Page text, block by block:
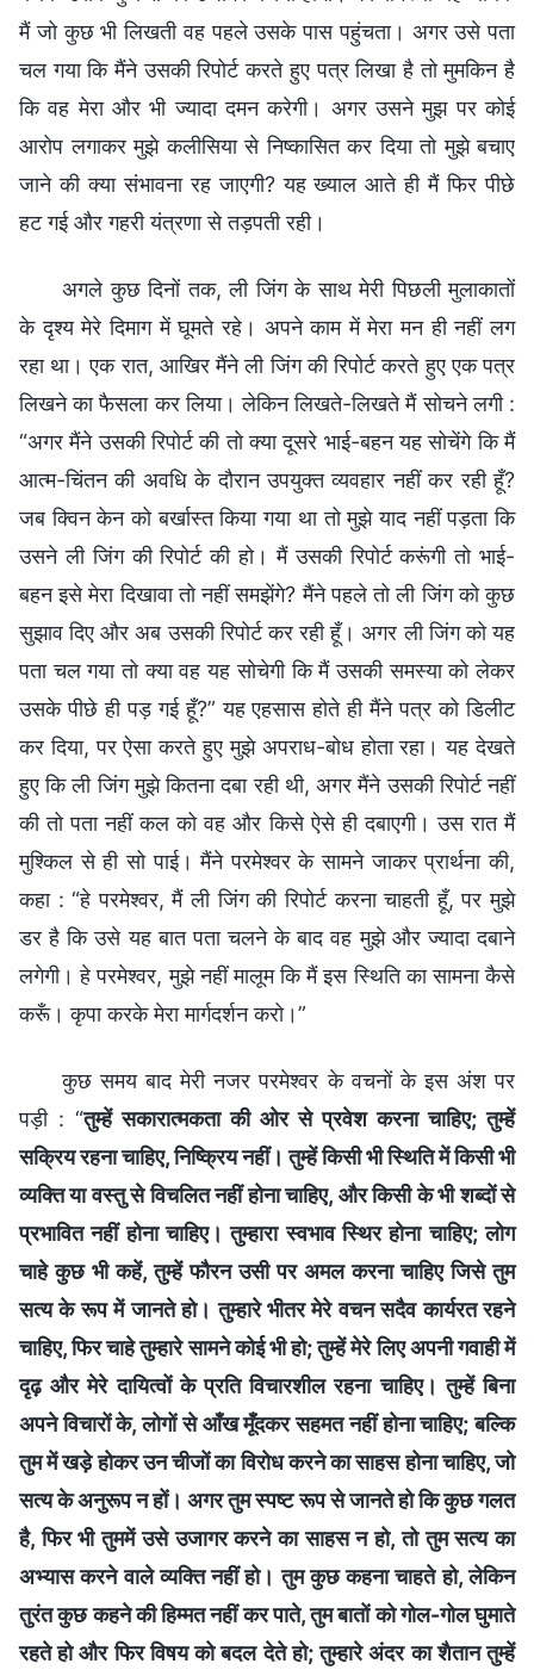
मैं जो कुछ भी लिखती वह पहले उसके पास पहुंचता। अगर उसे पता
चल गया कि मैंने उसकी रिपोर्ट करते हुए पत्र लिखा है तो मुमकिन है
कि वह मेरा और भी ज्यादा दमन करेगी। अगर उसने मुझ पर कोई
आरोप लगाकर मुझे कलीसिया से निष्कासित कर दिया तो मुझे बचाए
जाने की क्या संभावना रह जाएगी? यह ख्याल आते ही मैं फिर पीछे
हट गई और गहरी यंत्रणा से तड़पती रही।
अगले कुछ दिनों तक, ली जिंग के साथ मेरी पिछली मुलाकातों
के दृश्य मेरे दिमाग में घूमते रहे। अपने काम में मेरा मन ही नहीं लग
रहा था। एक रात, आखिर मैंने ली जिंग की रिपोर्ट करते हुए एक पत्र
लिखने का फैसला कर लिया। लेकिन लिखते-लिखते मैं सोचने लगी :
“अगर मैंने उसकी रिपोर्ट की तो क्या दूसरे भाई-बहन यह सोचेंगे कि मैं
आत्म-चिंतन की अवधि के दौरान उपयुक्त व्यवहार नहीं कर रही हूँ?
जब क्विन केन को बर्खास्त किया गया था तो मुझे याद नहीं पड़ता कि
उसने ली जिंग की रिपोर्ट की हो। मैं उसकी रिपोर्ट करूंगी तो भाई-
बहन इसे मेरा दिखावा तो नहीं समझेंगे? मैंने पहले तो ली जिंग को कुछ
सुझाव दिए और अब उसकी रिपोर्ट कर रही हूँ। अगर ली जिंग को यह
पता चल गया तो क्या वह यह सोचेगी कि मैं उसकी समस्या को लेकर
उसके पीछे ही पड़ गई हूँ?” यह एहसास होते ही मैंने पत्र को डिलीट
कर दिया, पर ऐसा करते हुए मुझे अपराध-बोध होता रहा। यह देखते
हुए कि ली जिंग मुझे कितना दबा रही थी, अगर मैंने उसकी रिपोर्ट नहीं
की तो पता नहीं कल को वह और किसे ऐसे ही दबाएगी। उस रात मैं
मुश्किल से ही सो पाई। मैंने परमेश्वर के सामने जाकर प्रार्थना की,
कहा : “हे परमेश्वर, मैं ली जिंग की रिपोर्ट करना चाहती हूँ, पर मुझे
डर है कि उसे यह बात पता चलने के बाद वह मुझे और ज्यादा दबाने
लगेगी। हे परमेश्वर, मुझे नहीं मालूम कि मैं इस स्थिति का सामना कैसे
करूँ। कृपा करके मेरा मार्गदर्शन करो।”
कुछ समय बाद मेरी नजर परमेश्वर के वचनों के इस अंश पर
पड़ी : “तुम्हें सकारात्मकता की ओर से प्रवेश करना चाहिए; तुम्हें
सक्रिय रहना चाहिए, निष्क्रिय नहीं। तुम्हें किसी भी स्थिति में किसी भी
व्यक्ति या वस्तु से विचलित नहीं होना चाहिए, और किसी के भी शब्दों से
प्रभावित नहीं होना चाहिए। तुम्हारा स्वभाव स्थिर होना चाहिए; लोग
चाहे कुछ भी कहें, तुम्हें फौरन उसी पर अमल करना चाहिए जिसे तुम
सत्य के रूप में जानते हो। तुम्हारे भीतर मेरे वचन सदैव कार्यरत रहने
चाहिए, फिर चाहे तुम्हारे सामने कोई भी हो; तुम्हें मेरे लिए अपनी गवाही में
दृढ़ और मेरे दायित्वों के प्रति विचारशील रहना चाहिए। तुम्हें बिना
अपने विचारों के, लोगों से आँख मूँदकर सहमत नहीं होना चाहिए; बल्कि
तुम में खड़े होकर उन चीजों का विरोध करने का साहस होना चाहिए, जो
सत्य के अनुरूप न हों। अगर तुम स्पष्ट रूप से जानते हो कि कुछ गलत
है, फिर भी तुममें उसे उजागर करने का साहस न हो, तो तुम सत्य का
अभ्यास करने वाले व्यक्ति नहीं हो। तुम कुछ कहना चाहते हो, लेकिन
तुरंत कुछ कहने की हिम्मत नहीं कर पाते, तुम बातों को गोल-गोल घुमाते
रहते हो और फिर विषय को बदल देते हो; तुम्हारे अंदर का शैतान तुम्हें